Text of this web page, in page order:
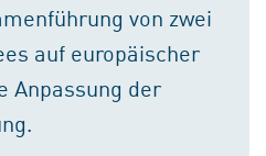
von zwei
auf europäischer
Anpassung der